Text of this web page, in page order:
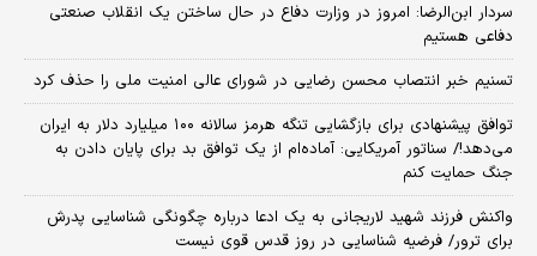
سردار ابن‌الرضا: امروز در وزارت دفاع در حال ساختن یک انقلاب صنعتی
دفاعی هستیم
تسنیم خبر انتصاب محسن رضایی در شورای عالی امنیت ملی را حذف کرد
توافق پیشنهادی برای بازگشایی تنگه هرمز سالانه ۱۰۰ میلیارد دلار به ایران
می‌دهد!/ سناتور آمریکایی: آماده‌ام از یک توافق بد برای پایان دادن به
جنگ حمایت کنم
واکنش فرزند شهید لاریجانی به یک ادعا درباره چگونگی شناسایی پدرش
برای ترور/ فرضیه شناسایی در روز قدس قوی نیست